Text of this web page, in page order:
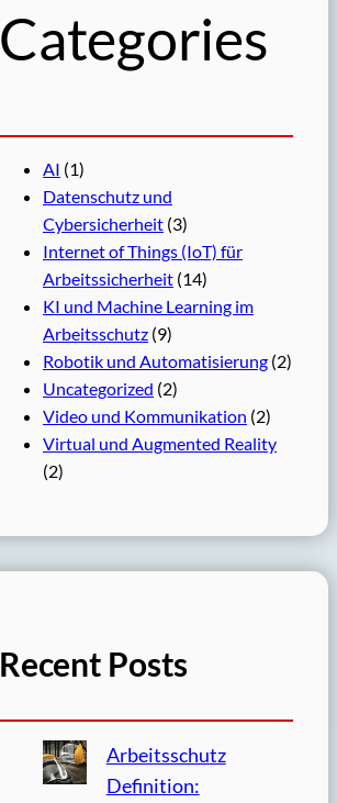
Categories
AI (1)
Datenschutz und
Cybersicherheit (3)
Internet of Things (IoT) für
Arbeitssicherheit (14)
KI und Machine Learning im
Arbeitsschutz (9)
Robotik und Automatisierung (2)
Uncategorized (2)
Video und Kommunikation (2)
Virtual und Augmented Reality
(2)
Recent Posts
Arbeitsschutz
Definition: